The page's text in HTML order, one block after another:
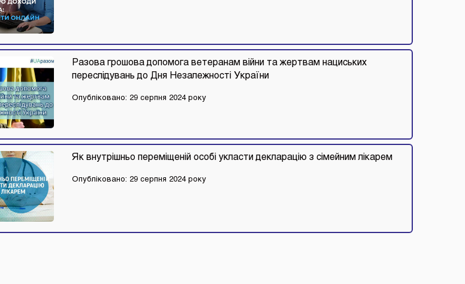
Разова грошова допомога ветеранам війни та жертвам нациських
переслідувань до Дня Незалежності України
Опубліковано: 29 серпня 2024 року
Як внутрішньо переміщеній особі укласти декларацію з сімейним лікарем
Опубліковано: 29 серпня 2024 року